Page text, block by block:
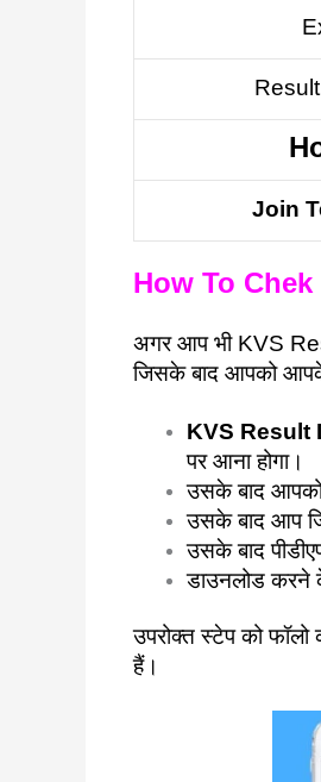
Join
How To
अगर आप भी KVS
जिसके बाद आपको
KVS Result
पर आना होगा।
उसके बाद आपको
उसके बाद आप
उसके बाद
डाउनलोड करने
उपरोक्त स्टेप को
हैं।